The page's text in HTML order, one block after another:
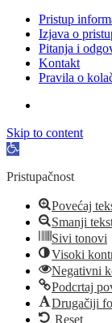
Pristup
Izjava o
Pitanja i
Kontakt
Pravila o
Skip to content
Open
Pristupačnost
Povećaj
Smanji
Sivi tonovi
Visoki
Negativni
Podcrtaj
Drugačiji
Reset